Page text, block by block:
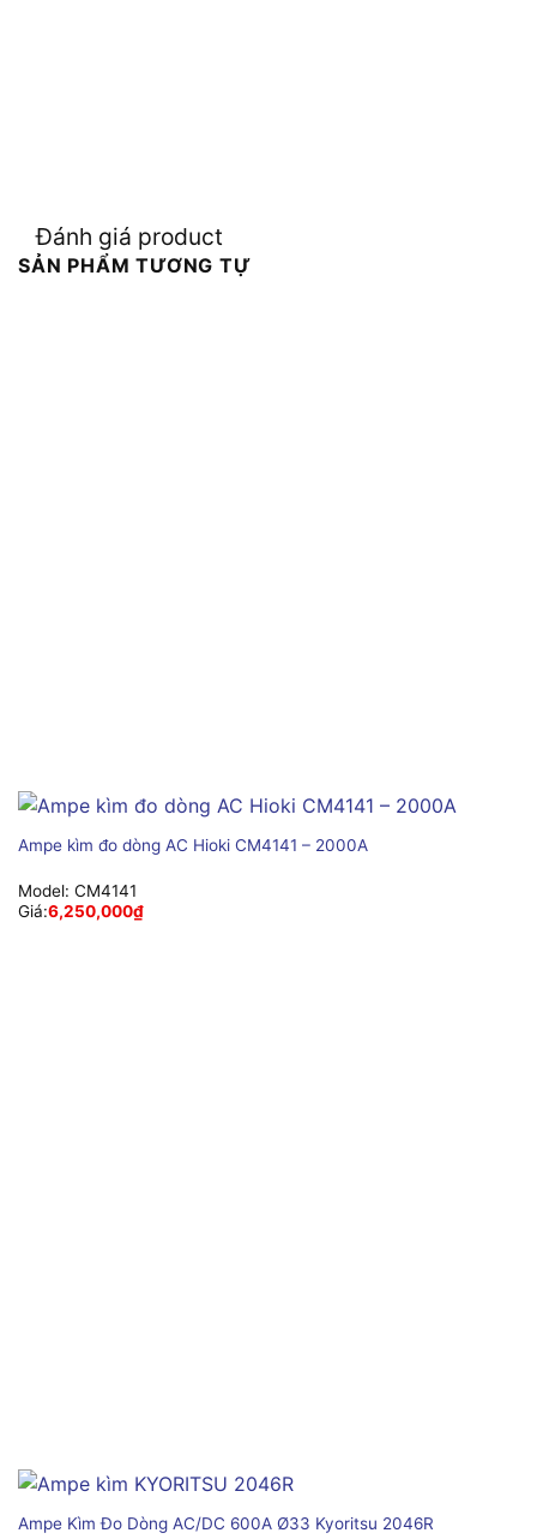
Đánh giá product
SẢN PHẨM TƯƠNG TỰ
Ampe kìm đo dòng AC Hioki CM4141 – 2000A
Model: CM4141
Giá:6,250,000₫
Ampe Kìm Đo Dòng AC/DC 600A Ø33 Kyoritsu 2046R